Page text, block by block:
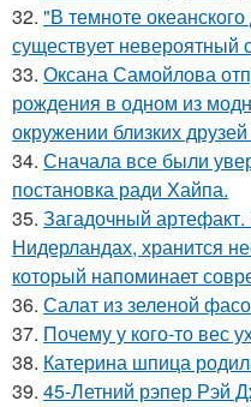
32. "В темноте
существует невероятный
33. Оксана Самойлова
рождения в одном из
окружении близких
34. Сначала все были
постановка ради Хайпа.
35. Загадочный
Нидерландах, хранится
который напоминает
36. Салат из зеленой
37. Почему у кого-то вес
38. Катерина шпица
39. 45-Летний рэпер Рэй